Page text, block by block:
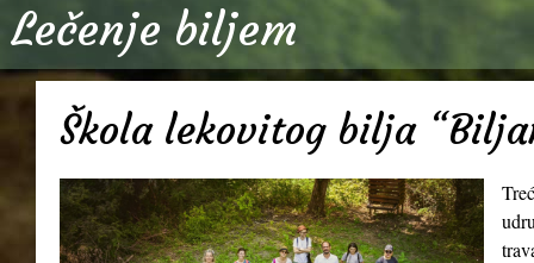
Lečenje biljem
Škola lekovitog bilja